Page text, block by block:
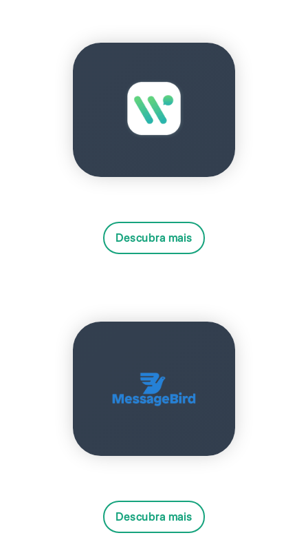
Descubra mais